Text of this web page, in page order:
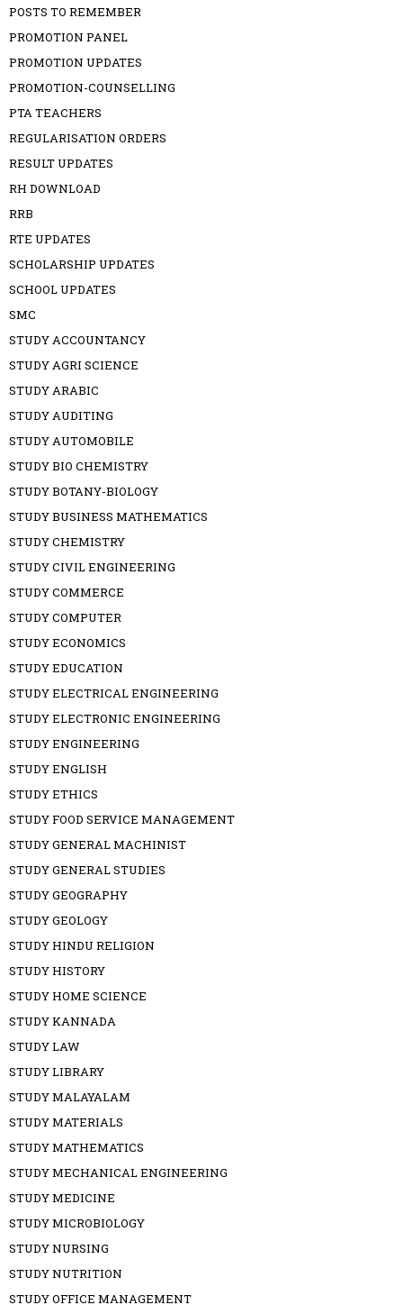
POSTS TO REMEMBER
PROMOTION PANEL
PROMOTION UPDATES
PROMOTION-COUNSELLING
PTA TEACHERS
REGULARISATION ORDERS
RESULT UPDATES
RH DOWNLOAD
RRB
RTE UPDATES
SCHOLARSHIP UPDATES
SCHOOL UPDATES
SMC
STUDY ACCOUNTANCY
STUDY AGRI SCIENCE
STUDY ARABIC
STUDY AUDITING
STUDY AUTOMOBILE
STUDY BIO CHEMISTRY
STUDY BOTANY-BIOLOGY
STUDY BUSINESS MATHEMATICS
STUDY CHEMISTRY
STUDY CIVIL ENGINEERING
STUDY COMMERCE
STUDY COMPUTER
STUDY ECONOMICS
STUDY EDUCATION
STUDY ELECTRICAL ENGINEERING
STUDY ELECTRONIC ENGINEERING
STUDY ENGINEERING
STUDY ENGLISH
STUDY ETHICS
STUDY FOOD SERVICE MANAGEMENT
STUDY GENERAL MACHINIST
STUDY GENERAL STUDIES
STUDY GEOGRAPHY
STUDY GEOLOGY
STUDY HINDU RELIGION
STUDY HISTORY
STUDY HOME SCIENCE
STUDY KANNADA
STUDY LAW
STUDY LIBRARY
STUDY MALAYALAM
STUDY MATERIALS
STUDY MATHEMATICS
STUDY MECHANICAL ENGINEERING
STUDY MEDICINE
STUDY MICROBIOLOGY
STUDY NURSING
STUDY NUTRITION
STUDY OFFICE MANAGEMENT